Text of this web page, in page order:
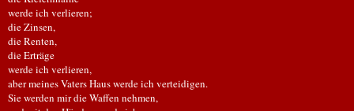
werde ich verlieren;
die Zinsen,
die Renten,
die Erträge
werde ich verlieren,
aber meines Vaters Haus werde ich verteidigen.
Sie werden mir die Waffen nehmen,